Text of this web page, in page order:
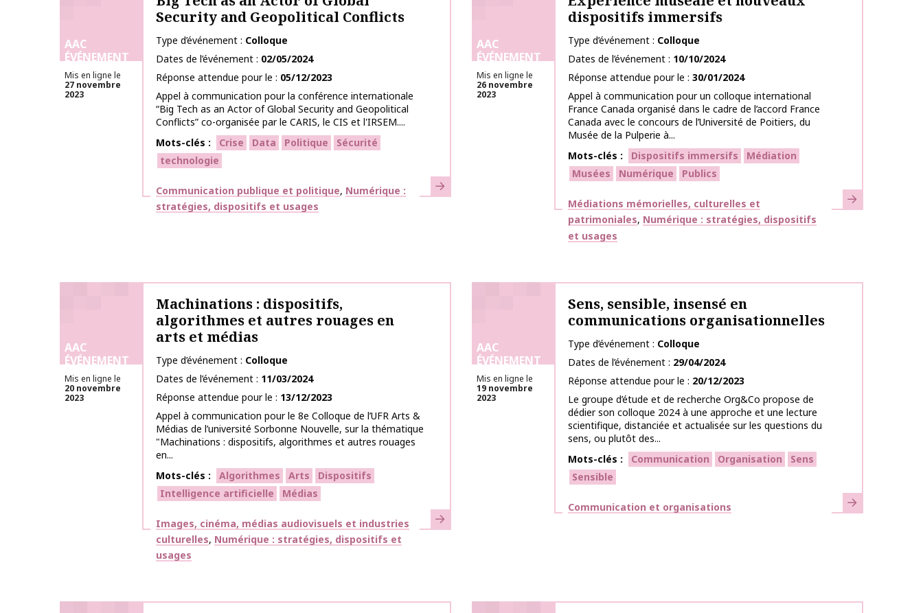
AAC
ÉVÉNEMENT
Mis en ligne le
27 novembre
2023
Security and Geopolitical Conflicts
Type d’événement
Colloque
Dates de l’événement
02/05/2024
Réponse attendue pour le
05/12/2023
Appel à communication pour la conférence internationale
“Big Tech as an Actor of Global Security and Geopolitical
Conflicts” co-organisée par le CARIS, le CIS et l'IRSEM....
Mots-clés
Crise Data Politique
Sécurité
technologie
Thématiques
Communication publique et politique Numérique :
stratégies, dispositifs et usages
En savoir plus
AAC
ÉVÉNEMENT
Mis en ligne le
26 novembre
2023
dispositifs immersifs
Type d’événement
Colloque
Dates de l’événement
10/10/2024
Réponse attendue pour le
30/01/2024
Appel à communication pour un colloque international
France Canada organisé dans le cadre de l’accord France
Canada avec le concours de l’Université de Poitiers, du
Musée de la Pulperie à...
Mots-clés
Dispositifs immersifs
Médiation
Musées
Numérique Publics
Thématiques
Médiations mémorielles, culturelles et
patrimoniales Numérique : stratégies, dispositifs
et usages
En savoir plus
AAC
ÉVÉNEMENT
Mis en ligne le
20 novembre
2023
Machinations : dispositifs,
algorithmes et autres rouages en
arts et médias
Type d’événement
Colloque
Dates de l’événement
11/03/2024
Réponse attendue pour le
13/12/2023
Appel à communication pour le 8e Colloque de l’UFR Arts &
Médias de l’université Sorbonne Nouvelle, sur la thématique
"Machinations : dispositifs, algorithmes et autres rouages
en...
Mots-clés
Algorithmes Arts
Dispositifs
Intelligence artificielle
Médias
Thématiques
Images, cinéma, médias audiovisuels et industries
culturelles Numérique : stratégies, dispositifs et
usages
En savoir plus
AAC
ÉVÉNEMENT
Mis en ligne le
19 novembre
2023
Sens, sensible, insensé en
communications organisationnelles
Type d’événement
Colloque
Dates de l’événement
29/04/2024
Réponse attendue pour le
20/12/2023
Le groupe d’étude et de recherche Org&Co propose de
dédier son colloque 2024 à une approche et une lecture
scientifique, distanciée et actualisée sur les questions du
sens, ou plutôt des...
Mots-clés
Communication Organisation
Sens
Sensible
Thématiques
Communication et organisations En savoir plus